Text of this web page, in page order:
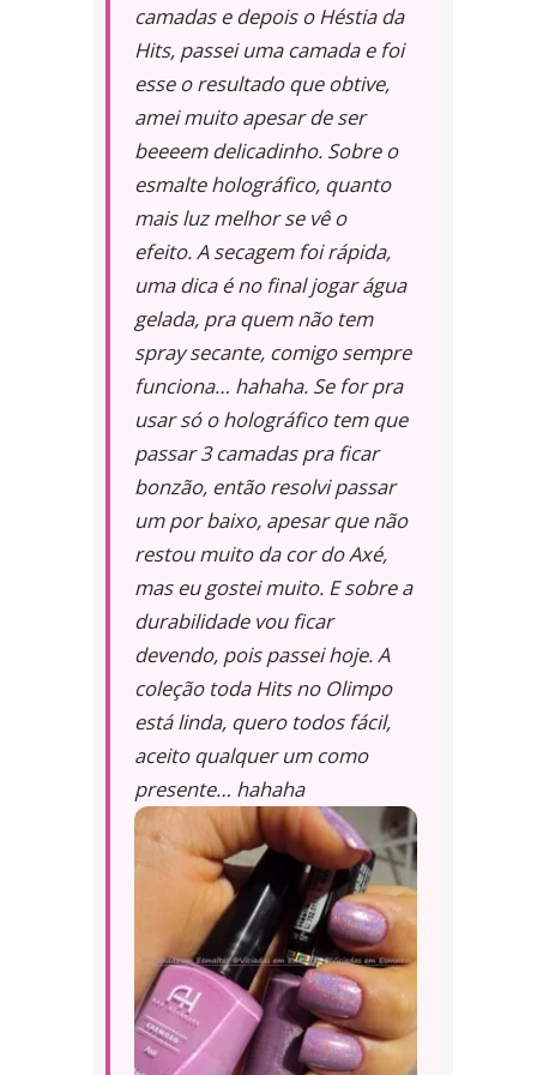
camadas e depois o Héstia da
Hits, passei uma camada e foi
esse o resultado que obtive,
amei muito apesar de ser
beeeem delicadinho. Sobre o
esmalte holográfico, quanto
mais luz melhor se vê o
efeito. A secagem foi rápida,
uma dica é no final jogar água
gelada, pra quem não tem
spray secante, comigo sempre
funciona… hahaha. Se for pra
usar só o holográfico tem que
passar 3 camadas pra ficar
bonzão, então resolvi passar
um por baixo, apesar que não
restou muito da cor do Axé,
mas eu gostei muito. E sobre a
durabilidade vou ficar
devendo, pois passei hoje. A
coleção toda Hits no Olimpo
está linda, quero todos fácil,
aceito qualquer um como
presente… hahaha